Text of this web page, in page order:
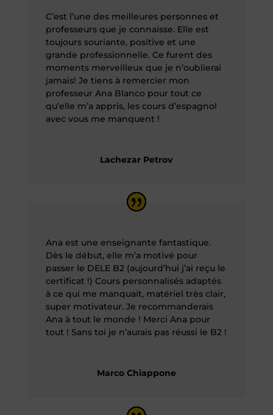
C’est l’une des meilleures personnes et
professeurs que je connaisse. Elle est
toujours souriante, positive et une
grande professionnelle. Ce furent des
moments merveilleux que je n’oublierai
jamais! Je tiens à remercier mon
professeur Ana Blanco pour tout ce
qu’elle m’a appris, les cours d’espagnol
avec vous me manquent !
Lachezar Petrov
Ana est une enseignante fantastique.
Dès le début, elle m’a motivé pour
passer le DELE B2 (aujourd’hui j’ai reçu le
certificat !) Cours personnalisés adaptés
à ce qui me manquait, matériel très clair,
super motivateur. Je recommanderais
Ana à tout le monde ! Merci Ana pour
tout ! Sans toi je n’aurais pas réussi le B2 !
Marco Chiappone